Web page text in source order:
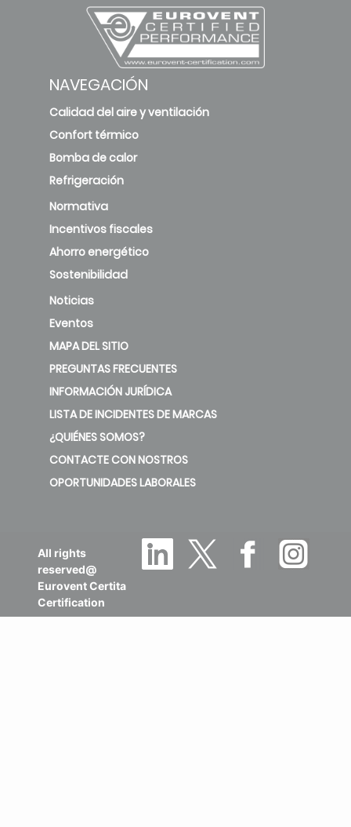
NAVEGACIÓN
Calidad del aire y ventilación
Confort térmico
Bomba de calor
Refrigeración
Normativa
Incentivos fiscales
Ahorro energético
Sostenibilidad
Noticias
Eventos
MAPA DEL SITIO
PREGUNTAS FRECUENTES
INFORMACIÓN JURÍDICA
LISTA DE INCIDENTES DE MARCAS
¿QUIÉNES SOMOS?
CONTACTE CON NOSTROS
OPORTUNIDADES LABORALES
All rights
reserved@
Eurovent Certita
Certification